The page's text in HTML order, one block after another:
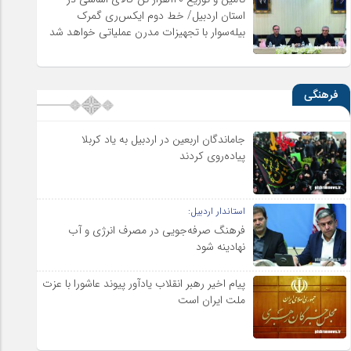
استان اردبیل/ خط دوم ایکس‌ری گمرک
بیله‌سوار با تجهیزات مدرن عملیاتی خواهد شد
فرهنگی
جاماندگان اربعین در اردبیل به یاد کربلا
پیاده‌روی کردند
استاندار اردبیل:
فرهنگ صرفه‌جویی در مصرف انرژی و آب
نهادینه شود
پیام اخیر رهبر انقلاب یادآور پیوند عاشورا با عزت
ملت ایران است